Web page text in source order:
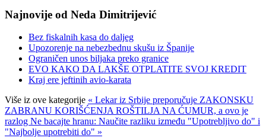
Najnovije od Neda Dimitrijević
Bez fiskalnih kasa do daljeg
Upozorenje na nebezbednu skušu iz Španije
Ograničen unos biljaka preko granice
EVO KAKO DA LAKŠE OTPLATITE SVOJ KREDIT
Kraj ere jeftinih avio-karata
Više iz ove kategorije « Lekar iz Srbije preporučuje ZAKONSKU
ZABRANU KORIŠĆENJA ROŠTILJA NA ĆUMUR, a ovo je
razlog Ne bacajte hranu: Naučite razliku između "Upotrebljivo do" i
"Najbolje upotrebiti do" »